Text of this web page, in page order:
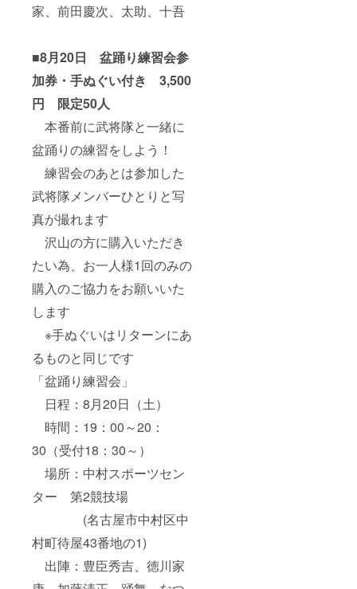
家、前田慶次、太助、十吾
■8月20日 盆踊り練習会参
加券・手ぬぐい付き 3,500
円 限定50人
本番前に武将隊と一緒に
盆踊りの練習をしよう！
練習会のあとは参加した
武将隊メンバーひとりと写
真が撮れます
沢山の方に購入いただき
たい為、お一人様1回のみの
購入のご協力をお願いいた
します
※手ぬぐいはリターンにあ
るものと同じです
「盆踊り練習会」
日程：8月20日（土）
時間：19：00～20：
30（受付18：30～）
場所：中村スポーツセン
ター 第2競技場
(名古屋市中村区中
村町待屋43番地の1)
出陣：豊臣秀吉、徳川家